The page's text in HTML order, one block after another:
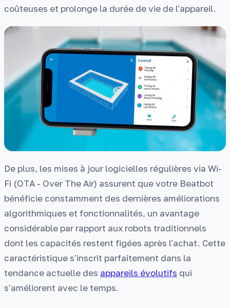
coûteuses et prolonge la durée de vie de l'appareil.
De plus, les mises à jour logicielles régulières via Wi-
Fi (OTA - Over The Air) assurent que votre Beatbot
bénéficie constamment des dernières améliorations
algorithmiques et fonctionnalités, un avantage
considérable par rapport aux robots traditionnels
dont les capacités restent figées après l'achat. Cette
caractéristique s'inscrit parfaitement dans la
tendance actuelle des appareils évolutifs qui
s'améliorent avec le temps.